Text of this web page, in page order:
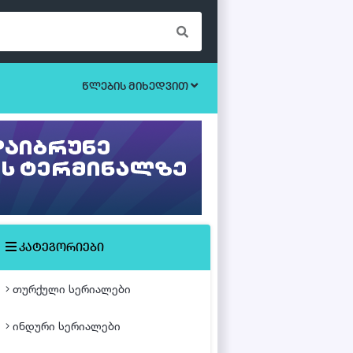
ეროტიული
მძაფრ-სიუჟეტიანი
წლების მიხედვით
კატეგორიები
თურქული სერიალები
ინდური სერიალები